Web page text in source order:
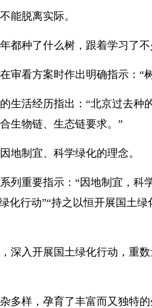
能脱离实际。
都种了什么树，跟着学习了不
审看方案时作出明确指示：
生活经历指出：“北京过去
生物链、生态链要求。”
地制宜、科学绿化的理念。
列重要指示：“因地制宜，
化行动”“持之以恒开展国土
深入开展国土绿化行动，重
多样，孕育了丰富而又独特